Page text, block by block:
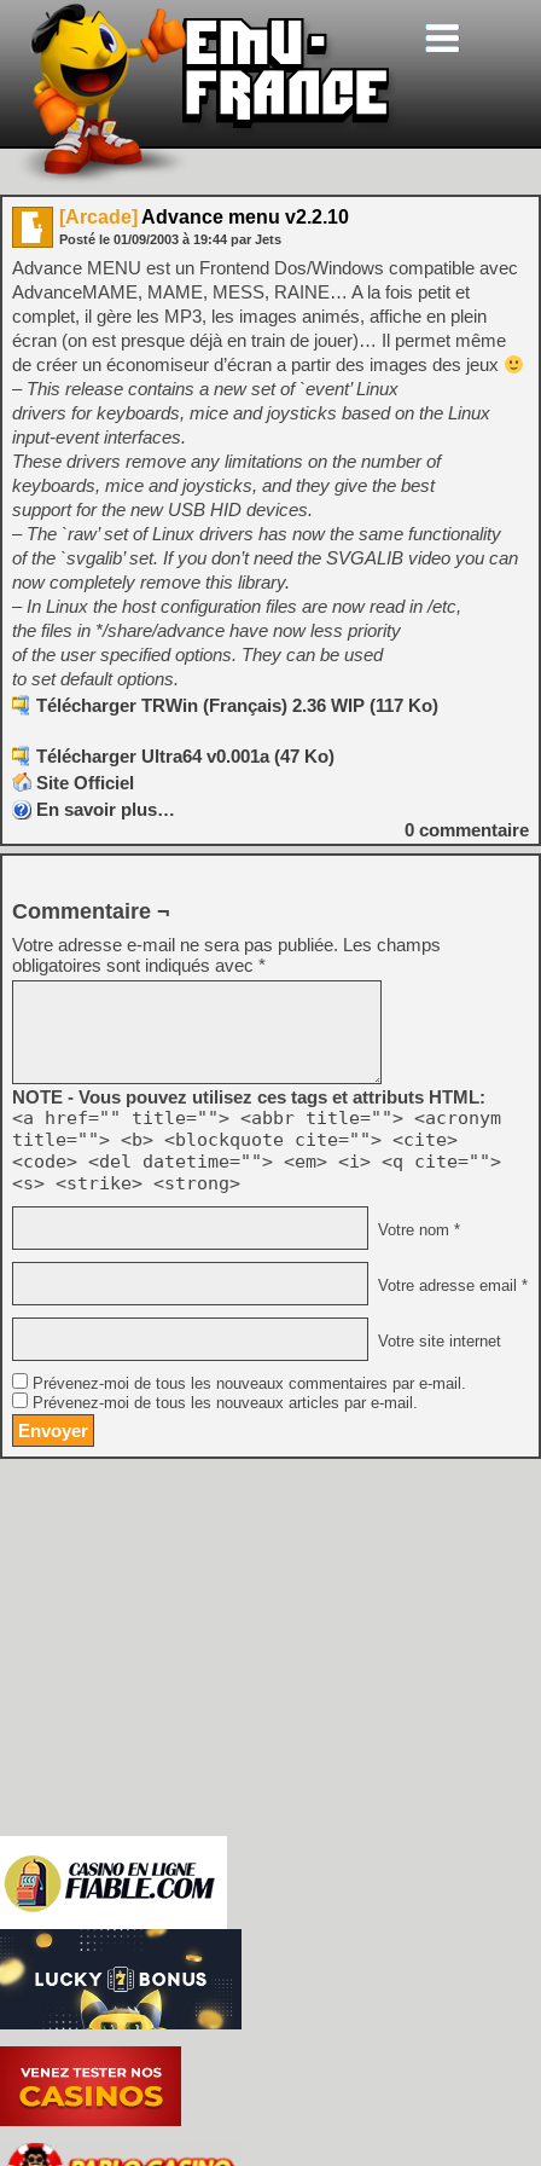
[Arcade] Advance menu v2.2.10
Posté le 01/09/2003 à 19:44 par Jets
Advance MENU est un Frontend Dos/Windows compatible avec
AdvanceMAME, MAME, MESS, RAINE… A la fois petit et
complet, il gère les MP3, les images animés, affiche en plein
écran (on est presque déjà en train de jouer)… Il permet même
de créer un économiseur d’écran a partir des images des jeux
– This release contains a new set of `event’ Linux
drivers for keyboards, mice and joysticks based on the Linux
input-event interfaces.
These drivers remove any limitations on the number of
keyboards, mice and joysticks, and they give the best
support for the new USB HID devices.
– The `raw’ set of Linux drivers has now the same functionality
of the `svgalib’ set. If you don’t need the SVGALIB video you can
now completely remove this library.
– In Linux the host configuration files are now read in /etc,
the files in */share/advance have now less priority
of the user specified options. They can be used
to set default options.
Télécharger TRWin (Français) 2.36 WIP (117 Ko)
Télécharger Ultra64 v0.001a (47 Ko)
Site Officiel
En savoir plus…
0 commentaire
Commentaire ¬
Votre adresse e-mail ne sera pas publiée. Les champs
obligatoires sont indiqués avec *
NOTE - Vous pouvez utilisez ces tags et attributs HTML:
<a href="" title=""> <abbr title=""> <acronym
title=""> <b> <blockquote cite=""> <cite>
<code> <del datetime=""> <em> <i> <q cite="">
<s> <strike> <strong>
Votre nom *
Votre adresse email *
Votre site internet
Prévenez-moi de tous les nouveaux commentaires par e-mail.
Prévenez-moi de tous les nouveaux articles par e-mail.